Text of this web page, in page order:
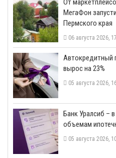
МегаФон
Пермского края
06 августа 2026,
​Автокредитный
вырос на 23%
05 августа 2026,
​Банк Уралсиб –
объемам
05 августа 2026,